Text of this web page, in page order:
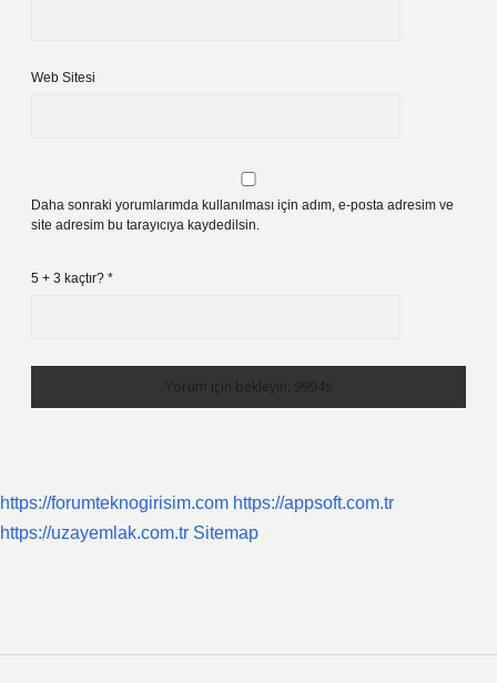
Web Sitesi
Daha sonraki yorumlarımda kullanılması için adım, e-posta adresim ve
site adresim bu tarayıcıya kaydedilsin.
5 + 3 kaçtır? *
https://forumteknogirisim.com https://appsoft.com.tr
https://uzayemlak.com.tr Sitemap